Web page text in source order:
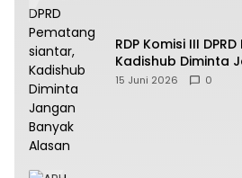
RDP Komisi III
Kadishub Diminta
Alasan
15 Juni 2026 0